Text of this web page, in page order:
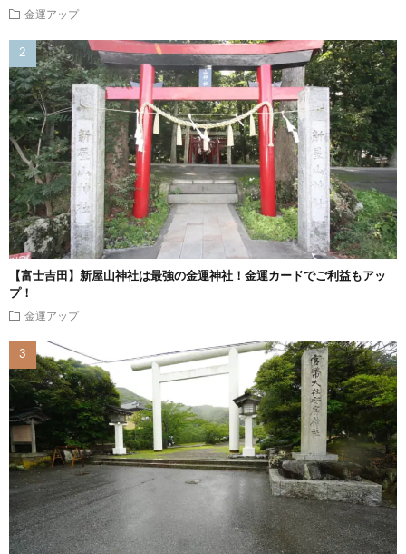
金運アップ
【富士吉田】新屋山神社は最強の金運神社！金運カードでご利益もアッ
プ！
金運アップ